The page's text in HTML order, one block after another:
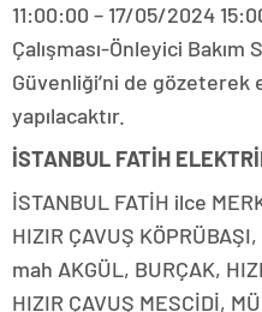
11:00:00 – 17/05/2024
Çalışması-Önleyici Bakım
Güvenliği’ni de
yapılacaktır.
İSTANBUL FATİH
İSTANBUL FATİH ilce
HIZIR ÇAVUŞ
mah AKGÜL, BURÇAK,
HIZIR ÇAVUŞ MESCİDİ,